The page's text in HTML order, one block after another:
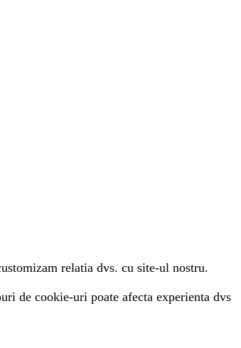
relatia dvs. cu site-ul nostru.
de cookie-uri poate afecta experienta dvs